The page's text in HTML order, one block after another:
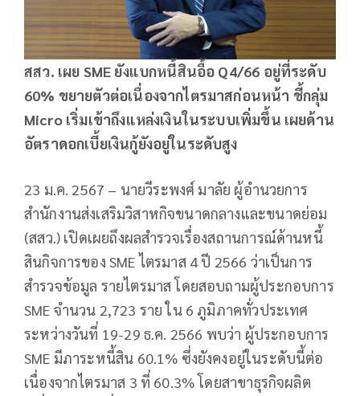
สสว. เผย SME ยังแบกหนี้สินอื้อ Q4/66 อยู่ที่ระดับ
60% ขยายตัวต่อเนื่องจากไตรมาสก่อนหน้า ชี้กลุ่ม
Micro เริ่มเข้าถึงแหล่งเงินในระบบเพิ่มขึ้น เผยด้าน
อัตราดอกเบี้ยเงินกู้ยังอยู่ในระดับสูง
23 ม.ค. 2567 – นายวีระพงศ์ มาลัย ผู้อำนวยการ
สำนักงานส่งเสริมวิสาหกิจขนาดกลางและขนาดย่อม
(สสว.) เปิดเผยถึงผลสำรวจเรื่องสถานการณ์ด้านหนี้
สินกิจการของ SME ไตรมาส 4 ปี 2566 ว่าเป็นการ
สำรวจข้อมูล รายไตรมาส โดยสอบถามผู้ประกอบการ
SME จำนวน 2,723 ราย ใน 6 ภูมิภาคทั่วประเทศ
ระหว่างวันที่ 19-29 ธ.ค. 2566 พบว่า ผู้ประกอบการ
SME มีภาระหนี้สิน 60.1% ซึ่งยังคงอยู่ในระดับนี้ต่อ
เนื่องจากไตรมาส 3 ที่ 60.3% โดยสาขาธุรกิจผลิต